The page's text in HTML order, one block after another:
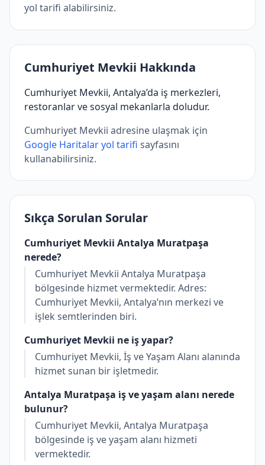
yol tarifi alabilirsiniz.
Cumhuriyet Mevkii Hakkında
Cumhuriyet Mevkii, Antalya’da iş merkezleri,
restoranlar ve sosyal mekanlarla doludur.
Cumhuriyet Mevkii adresine ulaşmak için
Google Haritalar yol tarifi sayfasını
kullanabilirsiniz.
Sıkça Sorulan Sorular
Cumhuriyet Mevkii Antalya Muratpaşa
nerede?
Cumhuriyet Mevkii Antalya Muratpaşa
bölgesinde hizmet vermektedir. Adres:
Cumhuriyet Mevkii, Antalya’nın merkezi ve
işlek semtlerinden biri.
Cumhuriyet Mevkii ne iş yapar?
Cumhuriyet Mevkii, İş ve Yaşam Alanı alanında
hizmet sunan bir işletmedir.
Antalya Muratpaşa i̇ş ve yaşam alanı nerede
bulunur?
Cumhuriyet Mevkii, Antalya Muratpaşa
bölgesinde i̇ş ve yaşam alanı hizmeti
vermektedir.